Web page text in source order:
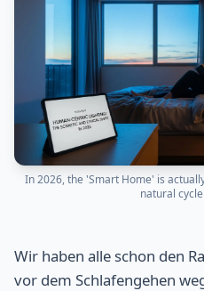
In 2026, the 'Smart Home' is
natural
Wir haben alle schon den
vor dem Schlafengehen